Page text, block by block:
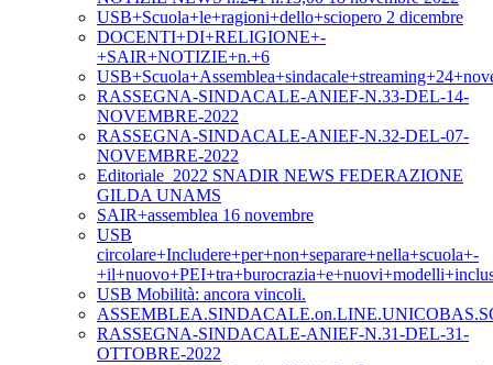
USB+Scuola+le+ragioni+dello+sciopero 2 dicembre
DOCENTI+DI+RELIGIONE+-
+SAIR+NOTIZIE+n.+6
RASSEGNA-SINDACALE-ANIEF-N.33-DEL-14-
NOVEMBRE-2022
RASSEGNA-SINDACALE-ANIEF-N.32-DEL-07-
NOVEMBRE-2022
Editoriale_2022 SNADIR NEWS FEDERAZIONE
GILDA UNAMS
SAIR+assemblea 16 novembre
USB
circolare+Includere+per+non+separare+nella+scuola+-
USB Mobilità: ancora vincoli.
RASSEGNA-SINDACALE-ANIEF-N.31-DEL-31-
OTTOBRE-2022